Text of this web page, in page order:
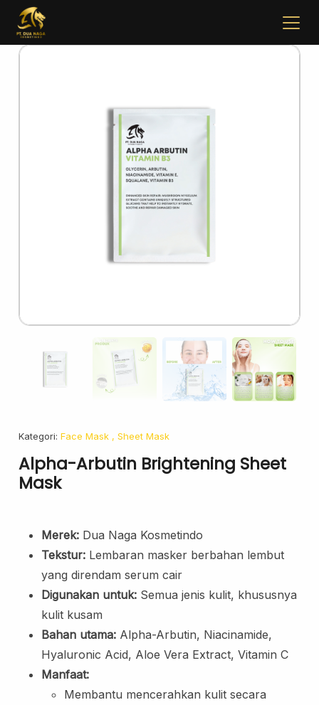
Pabrikan
Tim R & D
Quality Control
Pameran Perdagangan
Face Oil
Facial Serum
Skincare Cream
Makeup Remover
Cleanser
Face Mask
Face Off Mask
Sleeping Mask
Sunscreen
Sunscreen Cream
Lip Care
Lip Scrub
Eye Care
Kategori: Face Mask , Sheet Mask
Alpha-Arbutin Brightening Sheet
Mask
Merek: Dua Naga Kosmetindo
Tekstur: Lembaran masker berbahan lembut
yang direndam serum cair
Digunakan untuk: Semua jenis kulit, khususnya
kulit kusam
Bahan utama: Alpha-Arbutin, Niacinamide,
Hyaluronic Acid, Aloe Vera Extract, Vitamin C
Manfaat:
Membantu mencerahkan kulit secara